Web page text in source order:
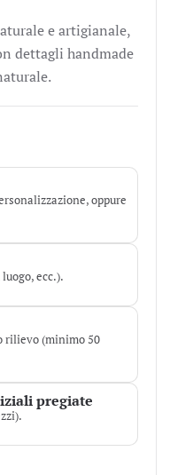
e artigianale,
dettagli handmade
oppure
ecc.).
rilievo (minimo 50
pregiate